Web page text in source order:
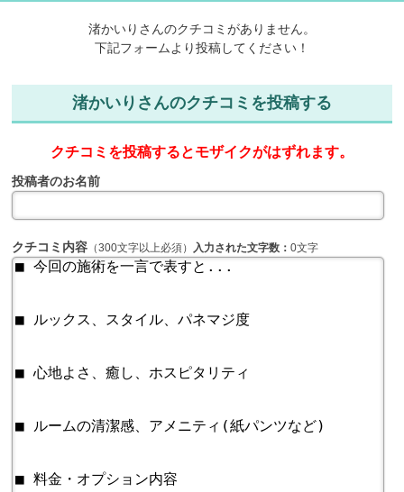
渚かいりさんのクチコミがありません。
下記フォームより投稿してください！
渚かいりさんのクチコミを投稿する
クチコミを投稿するとモザイクがはずれます。
投稿者のお名前
クチコミ内容 （300文字以上必須） 入力された文字数：0文字